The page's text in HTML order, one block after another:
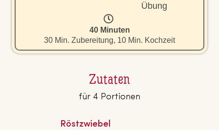
Übung
40 Minuten
30 Min. Zubereitung, 10 Min. Kochzeit
Zutaten
für 4 Portionen
Röstzwiebel